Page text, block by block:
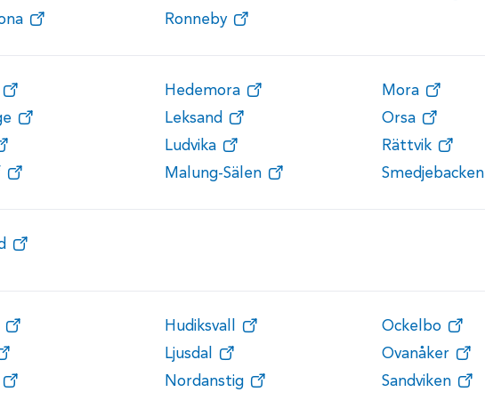
Ronneby
Hedemora
Leksand
Ludvika
Malung-Sälen
Mora
Orsa
Rättvik
Smedjebacken
Hudiksvall
Ljusdal
Nordanstig
Ockelbo
Ovanåker
Sandviken